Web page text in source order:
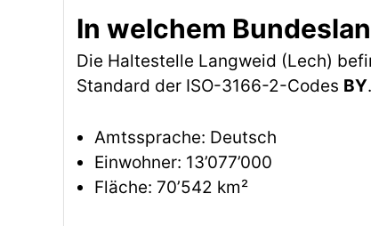
In welchem
Die Haltestelle Langweid (Lech)
Standard der ISO-3166-2-Codes BY
Amtssprache: Deutsch
Einwohner: 13’077’000
Fläche: 70’542 km²